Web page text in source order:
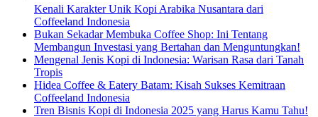
Kenali Karakter Unik Kopi Arabika Nusantara dari
Coffeeland Indonesia
Bukan Sekadar Membuka Coffee Shop: Ini Tentang
Membangun Investasi yang Bertahan dan Menguntungkan!
Mengenal Jenis Kopi di Indonesia: Warisan Rasa dari Tanah
Tropis
Hidea Coffee & Eatery Batam: Kisah Sukses Kemitraan
Coffeeland Indonesia
Tren Bisnis Kopi di Indonesia 2025 yang Harus Kamu Tahu!